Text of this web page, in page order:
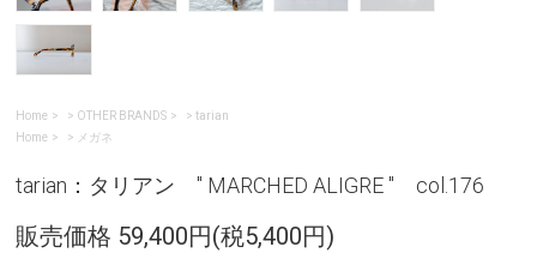
Home > OTHER BRANDS >tarian
Home
> メガネ
tarian：タリアン " MARCHED ALIGRE " col.176
販売価格 59,400円(税5,400円)